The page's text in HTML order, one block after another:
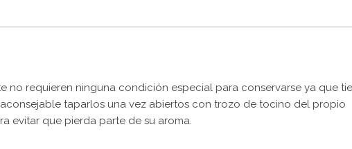
no requieren ninguna condición especial para conservarse ya que
aconsejable taparlos una vez abiertos con trozo de tocino del propio
evitar que pierda parte de su aroma.